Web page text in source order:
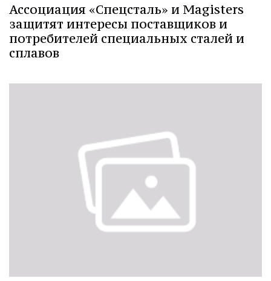
Ассоциация «Спецсталь» и Magisters
защитят интересы поставщиков и
потребителей специальных сталей и
сплавов